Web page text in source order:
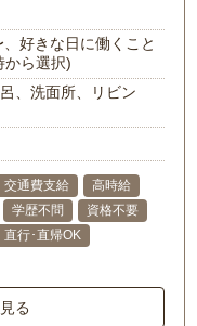
好きな日に働くこと
から選択)
、洗面所、リビン
交通費支給
高時給
学歴不問
資格不要
直行･直帰OK
る